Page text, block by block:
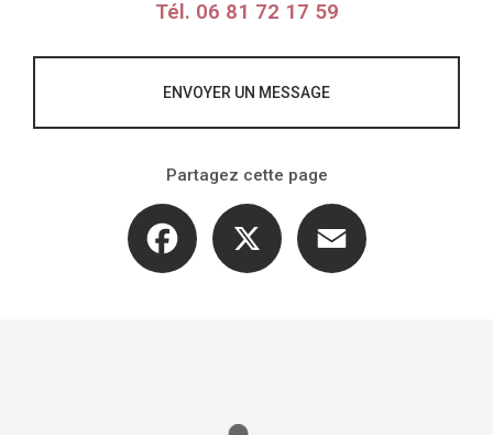
Tél. 06 81 72 17 59
ENVOYER UN MESSAGE
Partagez cette page
Facebook